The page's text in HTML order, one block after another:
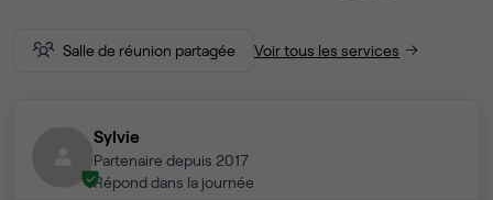
Salle de réunion partagée Voir tous les services
Sylvie
Partenaire depuis 2017
Répond dans la journée